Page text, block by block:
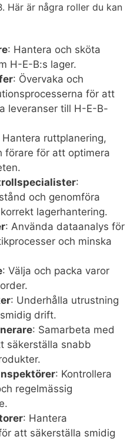
Här är några roller du kan
: Hantera och sköta
H-E-B:s lager.
: Övervaka och
för att
leveranser till H-E-B-
Hantera ruttplanering,
förare för att optimera
:
och genomföra
lagerhantering.
: Använda dataanalys för
och minska
: Välja och packa varor
: Underhålla utrustning
drift.
: Samarbeta med
säkerställa snabb
: Kontrollera
regelmässig
: Hantera
att säkerställa smidig